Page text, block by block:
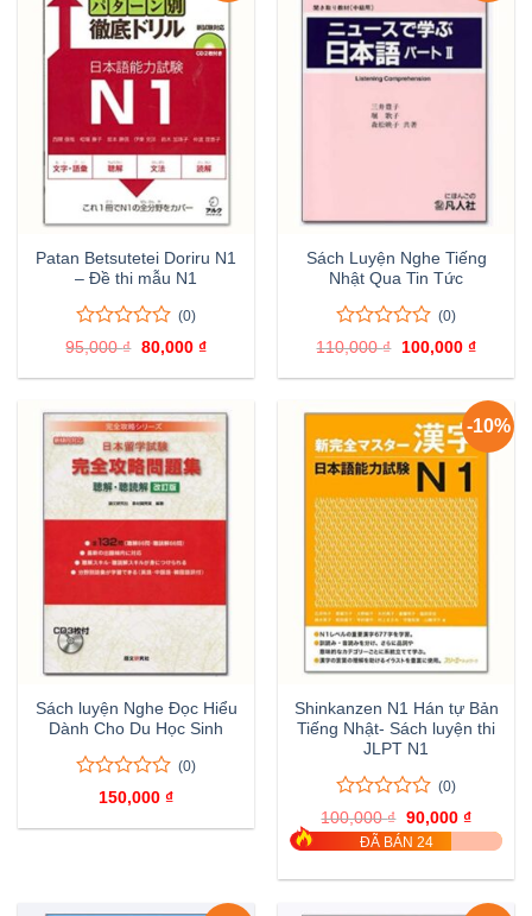
Patan Betsutetei Doriru N1
– Đề thi mẫu N1
0
trên
5
0
giá
(0)
95,000₫ Giá
là:
80,000 ₫Giá
tại
80,000 ₫.
Sách Luyện Nghe Tiếng
Nhật Qua Tin Tức
0
trên
5
0
giá
(0)
110,000₫
Giá
là:
100,000 ₫Giá
tại
Sách luyện Nghe Đọc Hiểu
Dành Cho Du Học Sinh
5
(0)
150,000 ₫
-10%
Shinkanzen N1 Hán tự Bản
Tiếng Nhật- Sách luyện thi
JLPT N1
0
trên
5
0
(0)
100,000₫ Giá
gốc
là:
90,000 ₫Giá
hiện
tại
90,000
ĐÃ BÁN 24